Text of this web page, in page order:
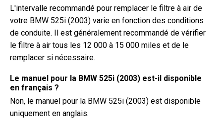
L'intervalle recommandé pour remplacer le filtre à air de
votre BMW 525i (2003) varie en fonction des conditions
de conduite. Il est généralement recommandé de vérifier
le filtre à air tous les 12 000 à 15 000 miles et de le
remplacer si nécessaire.
Le manuel pour la BMW 525i (2003) est-il disponible
en français ?
Non, le manuel pour la BMW 525i (2003) est disponible
uniquement en anglais.